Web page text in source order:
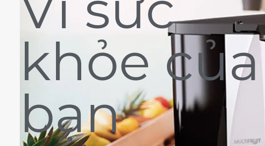
khỏe của
bạn